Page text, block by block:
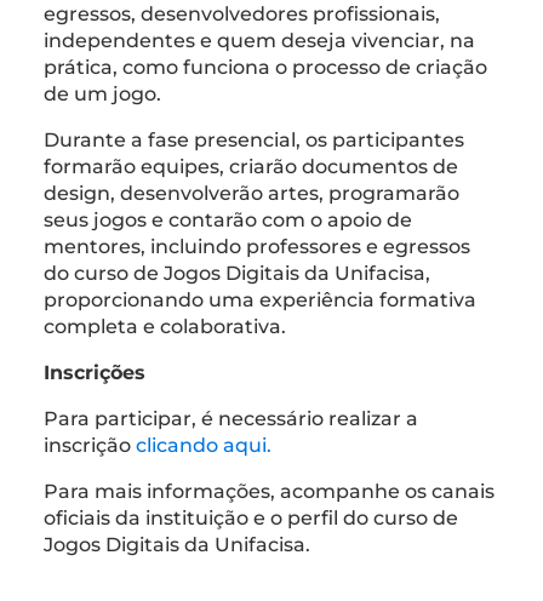
egressos, desenvolvedores profissionais,
independentes e quem deseja vivenciar, na
prática, como funciona o processo de criação
de um jogo.
Durante a fase presencial, os participantes
formarão equipes, criarão documentos de
design, desenvolverão artes, programarão
seus jogos e contarão com o apoio de
mentores, incluindo professores e egressos
do curso de Jogos Digitais da Unifacisa,
proporcionando uma experiência formativa
completa e colaborativa.
Inscrições
Para participar, é necessário realizar a
inscrição clicando aqui.
Para mais informações, acompanhe os canais
oficiais da instituição e o perfil do curso de
Jogos Digitais da Unifacisa.